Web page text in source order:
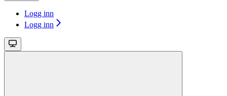
Logg inn
Logg inn